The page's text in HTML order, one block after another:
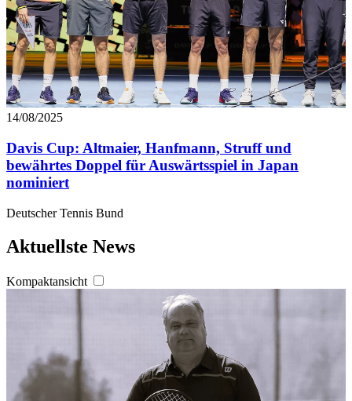
14/08/2025
Davis Cup: Altmaier, Hanfmann, Struff und
bewährtes Doppel für Auswärtsspiel in Japan
nominiert
Deutscher Tennis Bund
Aktuellste News
Kompaktansicht